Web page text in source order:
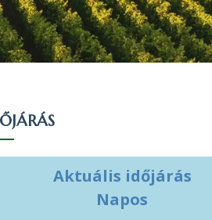
Aktuális időjárás
Napos